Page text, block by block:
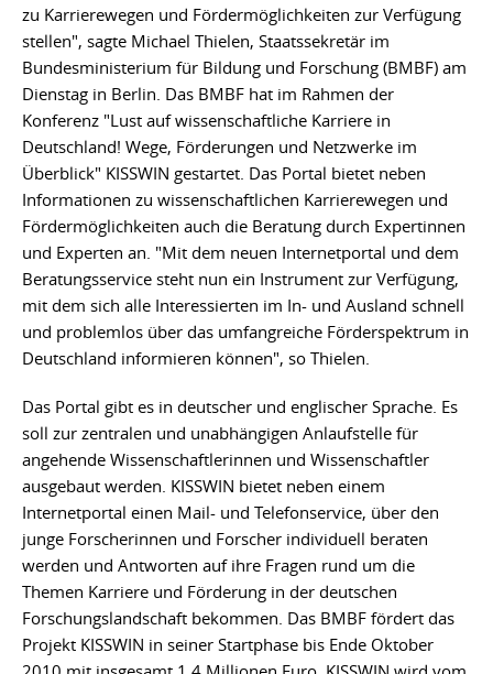
zu Karrierewegen und Fördermöglichkeiten zur Verfügung
stellen", sagte Michael Thielen, Staatssekretär im
Bundesministerium für Bildung und Forschung (BMBF) am
Dienstag in Berlin. Das BMBF hat im Rahmen der
Konferenz "Lust auf wissenschaftliche Karriere in
Deutschland! Wege, Förderungen und Netzwerke im
Überblick" KISSWIN gestartet. Das Portal bietet neben
Informationen zu wissenschaftlichen Karrierewegen und
Fördermöglichkeiten auch die Beratung durch Expertinnen
und Experten an. "Mit dem neuen Internetportal und dem
Beratungsservice steht nun ein Instrument zur Verfügung,
mit dem sich alle Interessierten im In- und Ausland schnell
und problemlos über das umfangreiche Förderspektrum in
Deutschland informieren können", so Thielen.
Das Portal gibt es in deutscher und englischer Sprache. Es
soll zur zentralen und unabhängigen Anlaufstelle für
angehende Wissenschaftlerinnen und Wissenschaftler
ausgebaut werden. KISSWIN bietet neben einem
Internetportal einen Mail- und Telefonservice, über den
junge Forscherinnen und Forscher individuell beraten
werden und Antworten auf ihre Fragen rund um die
Themen Karriere und Förderung in der deutschen
Forschungslandschaft bekommen. Das BMBF fördert das
Projekt KISSWIN in seiner Startphase bis Ende Oktober